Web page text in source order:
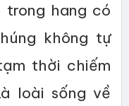
hang có
không tự
thời chiếm
loài sống về